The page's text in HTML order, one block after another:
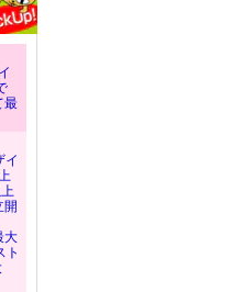
最
イ
開
大
ト